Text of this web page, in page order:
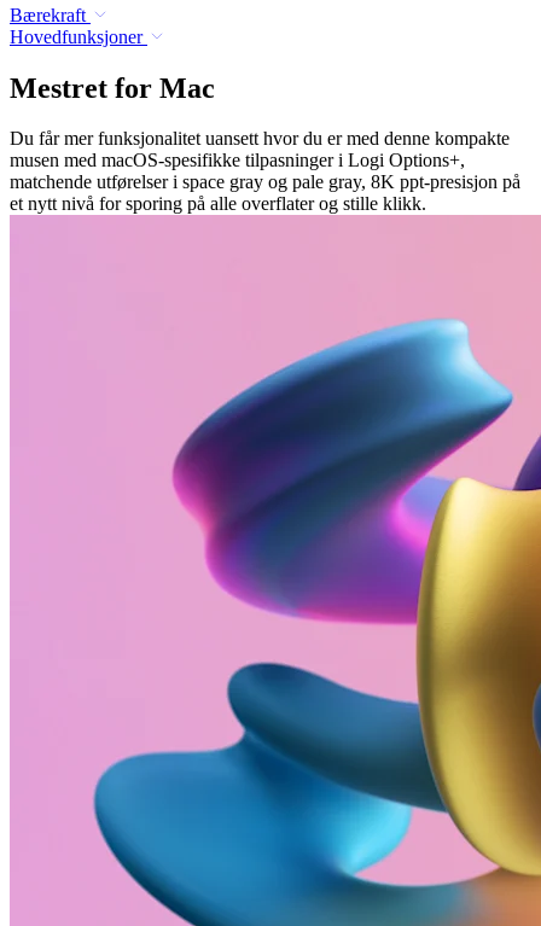
Bærekraft
Hovedfunksjoner
Mestret for Mac
Du får mer funksjonalitet uansett hvor du er med denne kompakte
musen med macOS-spesifikke tilpasninger i Logi Options+,
matchende utførelser i space gray og pale gray, 8K ppt-presisjon på
et nytt nivå for sporing på alle overflater og stille klikk.